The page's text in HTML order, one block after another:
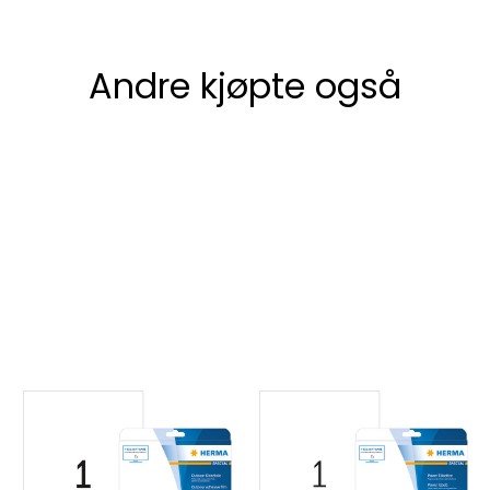
Andre kjøpte også